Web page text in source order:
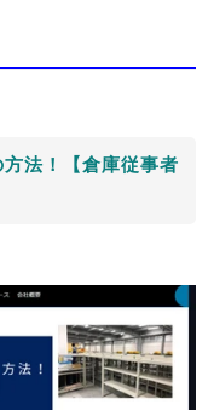
法！【倉庫従事者